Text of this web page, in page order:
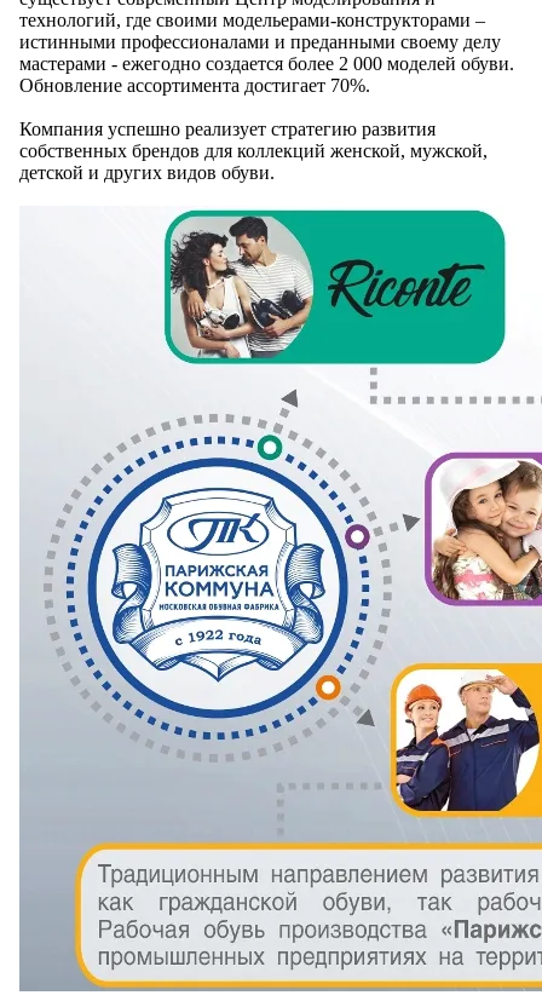
технологий, где своими модельерами-конструкторами –
истинными профессионалами и преданными своему делу
мастерами - ежегодно создается более 2 000 моделей обуви.
Обновление ассортимента достигает 70%.
Компания успешно реализует стратегию развития
собственных брендов для коллекций женской, мужской,
детской и других видов обуви.